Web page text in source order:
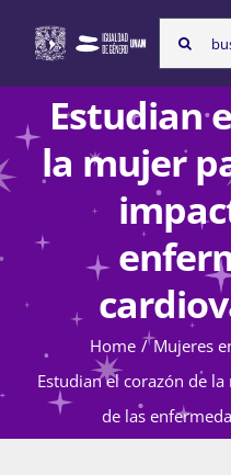
content
Search
for:
Atención de la
Estudian
la mujer
Home Mujeres
Estudian el corazón de
de las